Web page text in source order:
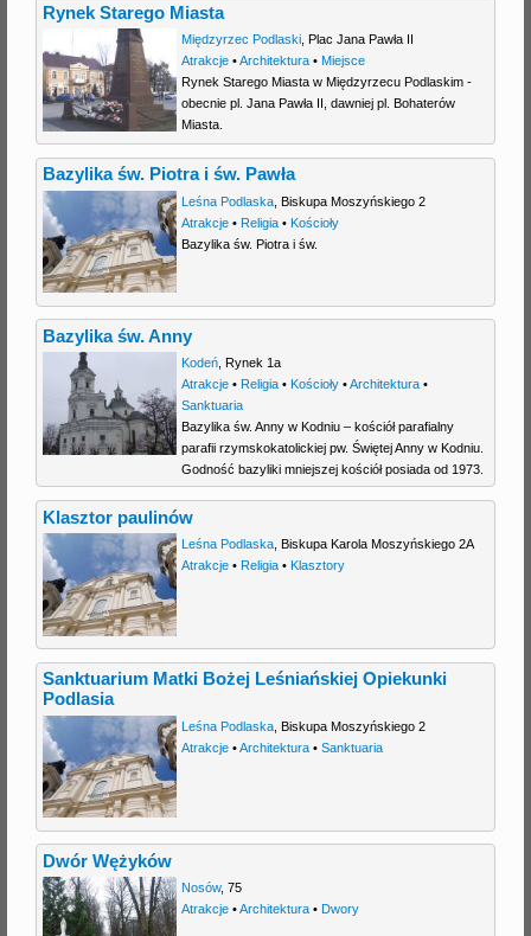
Rynek Starego Miasta
Międzyrzec Podlaski, Plac Jana Pawła II
Atrakcje•Architektura• Miejsce
Rynek Starego Miasta w Międzyrzecu Podlaskim -
obecnie pl. Jana Pawła II, dawniej pl. Bohaterów
Miasta.
Bazylika św. Piotra i św. Pawła
Leśna Podlaska, Biskupa Moszyńskiego 2
Atrakcje• Religia• Kościoły
Bazylika św. Piotra i św.
Bazylika św. Anny
Kodeń, Rynek 1a
Atrakcje• Religia• Kościoły•Architektura•
Sanktuaria
Bazylika św. Anny w Kodniu – kościół parafialny
parafii rzymskokatolickiej pw. Świętej Anny w Kodniu.
Godność bazyliki mniejszej kościół posiada od 1973.
Klasztor paulinów
Leśna Podlaska, Biskupa Karola Moszyńskiego 2A
Atrakcje• Religia• Klasztory
Sanktuarium Matki Bożej Leśniańskiej Opiekunki
Podlasia
Leśna Podlaska, Biskupa Moszyńskiego 2
Atrakcje•Architektura• Sanktuaria
Dwór Wężyków
Nosów, 75
Atrakcje•Architektura• Dwory